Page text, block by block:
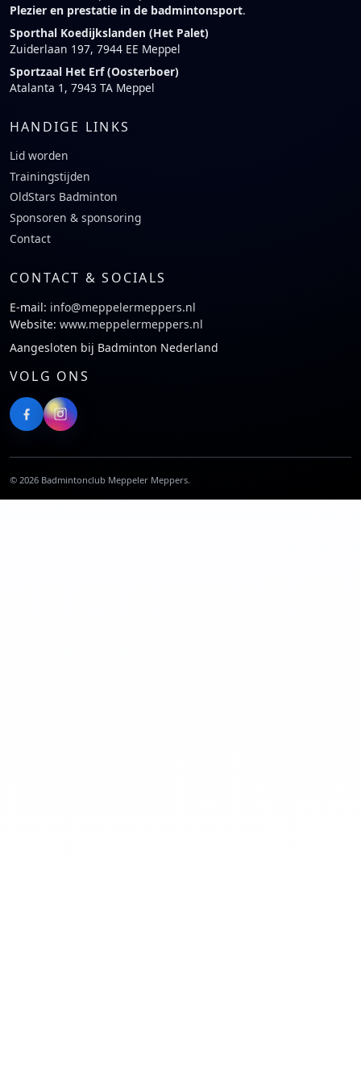
Plezier en prestatie in de badmintonsport.
Sporthal Koedijkslanden (Het Palet)
Zuiderlaan 197, 7944 EE Meppel
Sportzaal Het Erf (Oosterboer)
Atalanta 1, 7943 TA Meppel
HANDIGE LINKS
Lid worden
Trainingstijden
OldStars Badminton
Sponsoren & sponsoring
Contact
CONTACT & SOCIALS
E-mail: info@meppelermeppers.nl
Website: www.meppelermeppers.nl
Aangesloten bij Badminton Nederland
VOLG ONS
© 2026 Badmintonclub Meppeler Meppers.